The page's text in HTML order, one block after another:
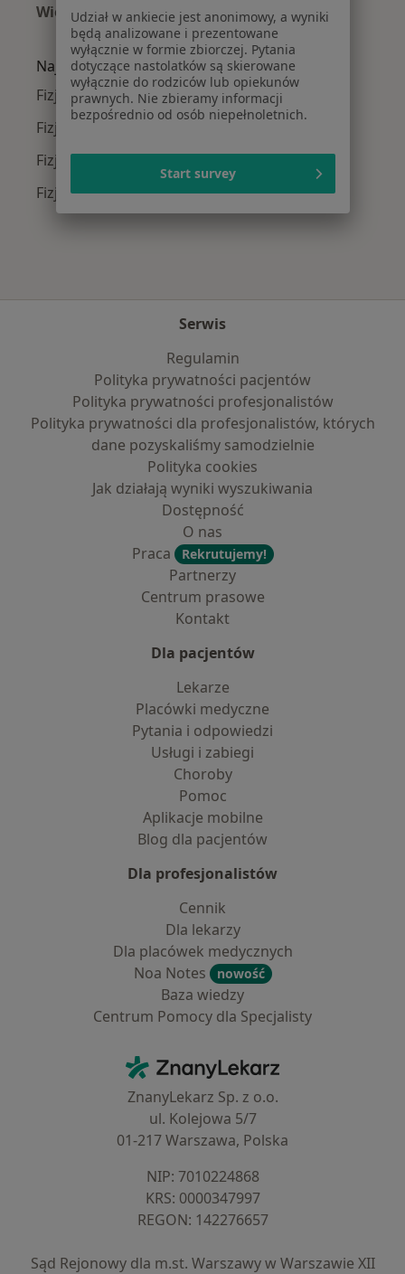
Więcej (15)
Więcej w kategorii: Najczęście leczone
Najpopularniejsze ubezpieczenia
Fizjoterapeuci z Saltus w Wieliczce
Fizjoterapeuci z Compensa w Wieliczce
Fizjoterapeuci z TU Zdrowie w Wieliczce
Fizjoterapeuci z NFZ w Wieliczce
Serwis
Regulamin
Polityka prywatności pacjentów
Polityka prywatności profesjonalistów
Polityka prywatności dla profesjonalistów, których
dane pozyskaliśmy samodzielnie
Polityka cookies
Jak działają wyniki wyszukiwania
Dostępność
O nas
Praca
Rekrutujemy!
Partnerzy
Centrum prasowe
Kontakt
Dla pacjentów
Lekarze
Placówki medyczne
Pytania i odpowiedzi
Usługi i zabiegi
Choroby
Pomoc
Aplikacje mobilne
Blog dla pacjentów
Dla profesjonalistów
Cennik
Dla lekarzy
Dla placówek medycznych
Noa Notes
nowość
Baza wiedzy
Centrum Pomocy dla Specjalisty
ZnanyLekarz - Strona główna
ZnanyLekarz Sp. z o.o.
ul. Kolejowa 5/7
01-217 Warszawa, Polska
NIP: ⁠7010224868
KRS: ⁠0000347997
REGON: ⁠142276657
Sąd Rejonowy dla m.st. Warszawy w Warszawie XII
Udział w ankiecie jest anonimowy, a wyniki
będą analizowane i prezentowane
wyłącznie w formie zbiorczej. Pytania
dotyczące nastolatków są skierowane
wyłącznie do rodziców lub opiekunów
prawnych. Nie zbieramy informacji
bezpośrednio od osób niepełnoletnich.
Start survey